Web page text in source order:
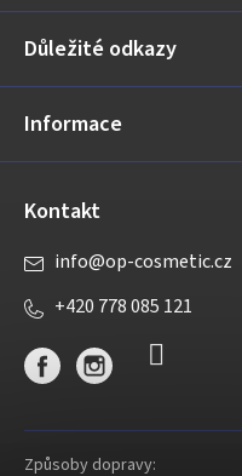
a
í
Důležité odkazy
Informace
Kontakt
info@op-cosmetic.cz
+420 778 085 121
Způsoby dopravy: